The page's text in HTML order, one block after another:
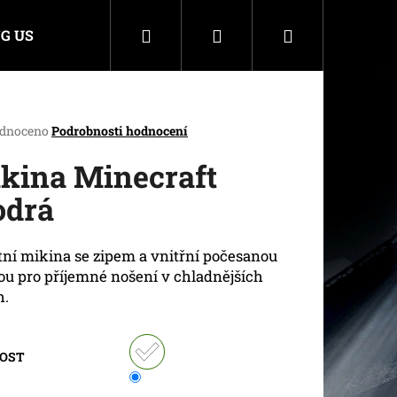
US Hledat PřihlášeníNákupní
Podrobnosti hodnocení
Minecraft
mikina se zipem a vnitřní počesanou
pro příjemné nošení v chladnějších